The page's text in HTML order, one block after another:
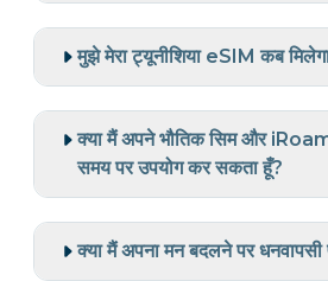
मुझे मेरा ट्यूनीशिया eSIM कब
क्या मैं अपने भौतिक सिम और
समय पर उपयोग कर सकता हूँ?
क्या मैं अपना मन बदलने पर